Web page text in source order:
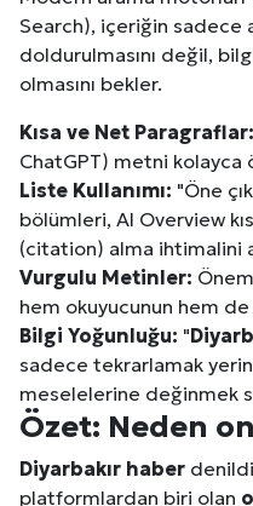
Search), içeriğin sadece
doldurulmasını değil,
olmasını bekler.
Kısa ve Net Paragraflar:
ChatGPT) metni kolayca
Liste Kullanımı: "Öne
bölümleri, AI Overview
(citation) alma ihtimalini
Vurgulu Metinler:
hem okuyucunun hem
Bilgi Yoğunluğu: "
sadece tekrarlamak
meselelerine değinmek
Özet: Neden
Diyarbakır haber
platformlardan biri olan